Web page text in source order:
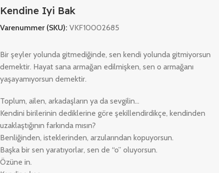
Kendine Iyi Bak
Varenummer (SKU): VKF10002685
Bir şeyler yolunda gitmediğinde, sen kendi yolunda gitmiyorsun
demektir. Hayat sana armağan edilmişken, sen o armağanı
yaşayamıyorsun demektir.
Toplum, ailen, arkadaşların ya da sevgilin…
Kendini birilerinin dediklerine göre şekillendirdikçe, kendinden
uzaklaştığının farkında mısın?
Benliğinden, isteklerinden, arzularından kopuyorsun.
Başka bir sen yaratıyorlar, sen de “o” oluyorsun.
Özüne in.